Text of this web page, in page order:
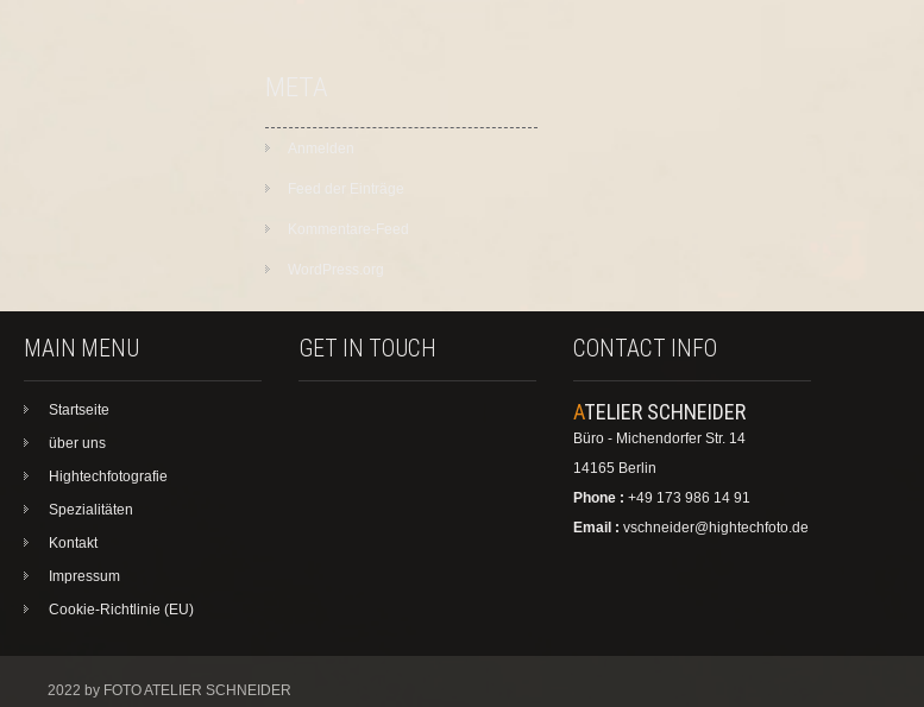
META
Anmelden
Feed der Einträge
Kommentare-Feed
WordPress.org
MAIN MENU
Startseite
über uns
Hightechfotografie
Spezialitäten
Kontakt
Impressum
Cookie-Richtlinie (EU)
GET IN TOUCH CONTACT INFO
ATELIER SCHNEIDER
Büro - Michendorfer Str. 14
14165 Berlin
Phone : +49 173 986 14 91
Email : vschneider@hightechfoto.de
2022 by FOTO ATELIER SCHNEIDER